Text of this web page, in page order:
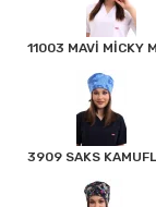
11003 MAVİ MİCKY
3909 SAKS